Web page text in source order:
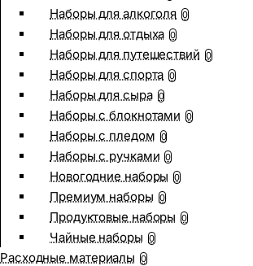
Наборы для алкоголя 0
Наборы для отдыха 0
Наборы для путешествий 0
Наборы для спорта 0
Наборы для сыра 0
Наборы с блокнотами 0
Наборы с пледом 0
Наборы с ручками 0
Новогодние наборы 0
Премиум наборы 0
Продуктовые наборы 0
Чайные наборы 0
Расходные материалы 0